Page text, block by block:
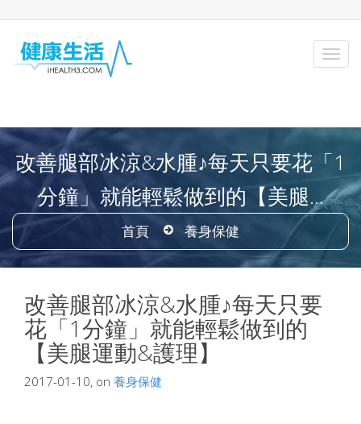
改善腿部冰涼&水腫♪每天只要花「1
分鐘」就能輕鬆做到的【美腿...
首頁 養身保健
改善腿部冰涼&水腫♪每天只要
花「1分鐘」就能輕鬆做到的
【美腿運動&護理】
2017-01-10, on 養身保健